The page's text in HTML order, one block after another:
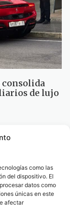
como las
del dispositivo. El
datos como
únicas en este
afectar
consolida
de lujo